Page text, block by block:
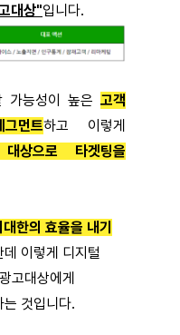
대상"입니다.
가능성이 높은 고객
먼트하고 이렇게
상으로 타겟팅을
한의 효율을 내기
데 이렇게 디지털
고대상에게
것입니다.